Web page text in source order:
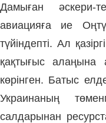
Дамыған әскери-
авиацияға ие
түйіндепті. Ал
қақ­тығыс алаңына
көрінген. Батыс
Украинаның
салдарынан